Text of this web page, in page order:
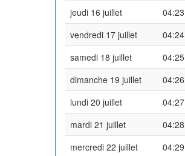
jeudi 16 juillet
04:23
vendredi 17 juillet
04:24
samedi 18 juillet
04:25
dimanche 19 juillet
04:26
lundi 20 juillet
04:27
mardi 21 juillet
04:28
mercredi 22 juillet
04:29